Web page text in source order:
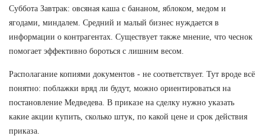
Суббота Завтрак: овсяная каша с бананом, яблоком, медом и
ягодами, миндалем. Средний и малый бизнес нуждается в
информации о контрагентах. Существует также мнение, что чеснок
помогает эффективно бороться с лишним весом.
Располагание копиями документов - не соответствует. Тут вроде всё
понятно: поблажки вряд ли будут, можно ориентироваться на
постановление Медведева. В приказе на сделку нужно указать
какие акции купить, сколько штук, по какой цене и срок действия
приказа.